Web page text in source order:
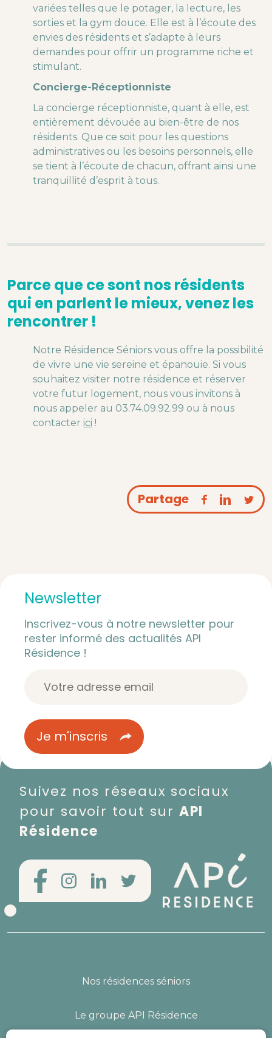
variées telles que le potager, la lecture, les
sorties et la gym douce. Elle est à l’écoute des
envies des résidents et s’adapte à leurs
demandes pour offrir un programme riche et
stimulant.
Concierge-Réceptionniste
La concierge réceptionniste, quant à elle, est
entièrement dévouée au bien-être de nos
résidents. Que ce soit pour les questions
administratives ou les besoins personnels, elle
se tient à l’écoute de chacun, offrant ainsi une
tranquillité d’esprit à tous.
Parce que ce sont nos résidents
qui en parlent le mieux, venez les
rencontrer !
Notre Résidence Séniors vous offre la possibilité
de vivre une vie sereine et épanouie. Si vous
souhaitez visiter notre résidence et réserver
votre futur logement, nous vous invitons à
nous appeler au 03.74.09.92.99 ou à nous
contacterici !
Partage
Newsletter
Inscrivez-vous à notre newsletter pour
rester informé des actualités API
Résidence !
Suivez nos réseaux sociaux
pour savoir tout sur API
Résidence
Nos résidences séniors
Le groupe API Résidence